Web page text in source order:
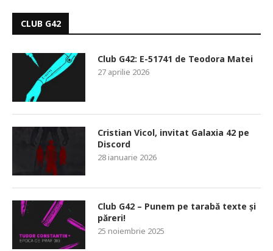
CLUB G42
Club G42: E-51741 de Teodora Matei
27 aprilie 2026
Cristian Vicol, invitat Galaxia 42 pe
Discord
28 ianuarie 2026
Club G42 – Punem pe tarabă texte și
păreri!
25 noiembrie 2025